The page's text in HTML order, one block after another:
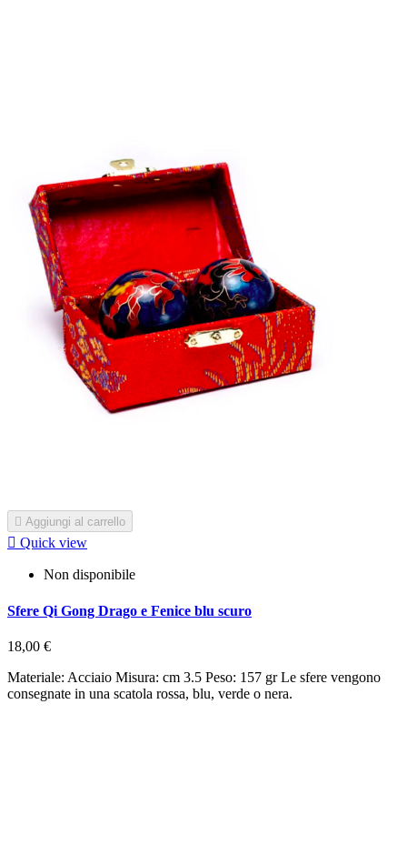
 Aggiungi al carrello
 Quick view
Non disponibile
Sfere Qi Gong Drago e Fenice blu scuro
18,00 €
Materiale: Acciaio Misura: cm 3.5 Peso: 157 gr Le sfere vengono
consegnate in una scatola rossa, blu, verde o nera.